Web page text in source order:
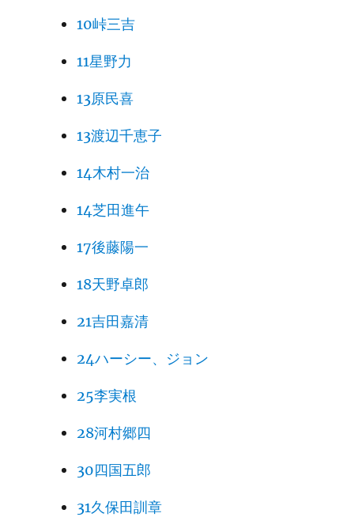
10峠三吉
11星野力
13原民喜
13渡辺千恵子
14木村一治
14芝田進午
17後藤陽一
18天野卓郎
21吉田嘉清
24ハーシー、ジョン
25李実根
28河村郷四
30四国五郎
31久保田訓章